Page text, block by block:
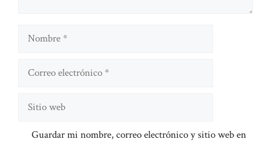
Nombre
electrónico
web
Guardar mi nombre, correo electrónico y sitio web en